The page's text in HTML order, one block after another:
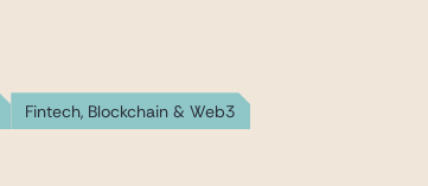
Fintech, Blockchain & Web3